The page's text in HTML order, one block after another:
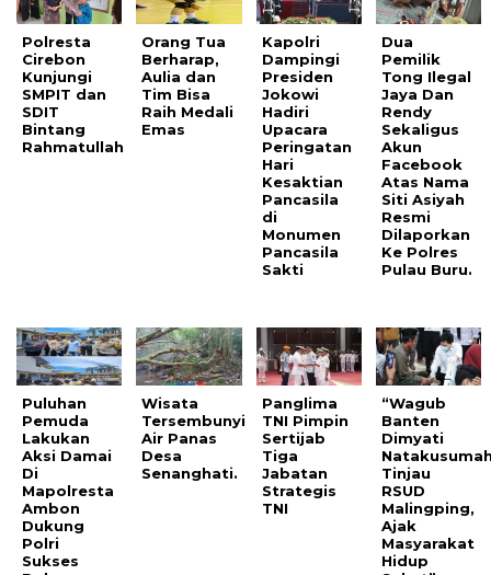
Polresta
Cirebon
Kunjungi
SMPIT dan
SDIT
Bintang
Rahmatullah
Orang Tua
Berharap,
Aulia dan
Tim Bisa
Raih Medali
Emas
Kapolri
Dampingi
Presiden
Jokowi
Hadiri
Upacara
Peringatan
Hari
Kesaktian
Pancasila
di
Monumen
Pancasila
Sakti
Dua
Pemilik
Tong Ilegal
Jaya Dan
Rendy
Sekaligus
Akun
Facebook
Atas Nama
Siti Asiyah
Resmi
Dilaporkan
Ke Polres
Pulau Buru.
Puluhan
Pemuda
Lakukan
Aksi Damai
Di
Mapolresta
Ambon
Dukung
Polri
Sukses
Wisata
Tersembunyi
Air Panas
Desa
Senanghati.
Panglima
TNI Pimpin
Sertijab
Tiga
Jabatan
Strategis
TNI
“Wagub
Banten
Dimyati
Tinjau
RSUD
Malingping,
Ajak
Masyarakat
Hidup